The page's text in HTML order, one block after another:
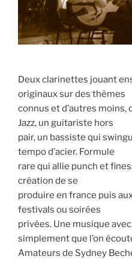
Deux clarinettes jouant
originaux sur des thèmes
connus et d’autres moins,
Jazz, un guitariste hors
pair, un bassiste qui
tempo d’acier. Formule
rare qui allie punch et
création de se
produire en france puis
festivals ou soirées
privées. Une musique
simplement que l’on
Amateurs de Sydney